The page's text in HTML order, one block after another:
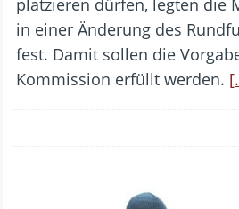
platzieren dürfen, legten die
in einer Änderung des
fest. Damit sollen die
Kommission erfüllt werden.